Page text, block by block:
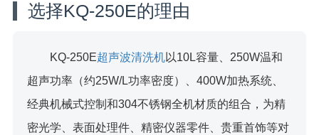
选择KQ-250E的理由
KQ-250E超声波清洗机以10L容量、250W温和
超声功率（约25W/L功率密度）、400W加热系统、
经典机械式控制和304不锈钢全机材质的组合，为精
密光学、表面处理件、精密仪器零件、贵重首饰等对